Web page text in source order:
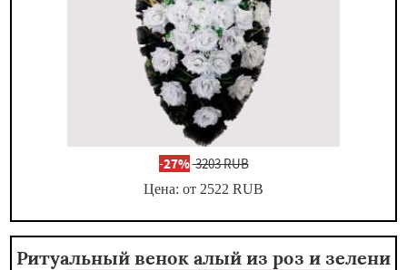
-27%3203 RUB
Цена: от 2522 RUB
Ритуальный венок алый из роз и зелени